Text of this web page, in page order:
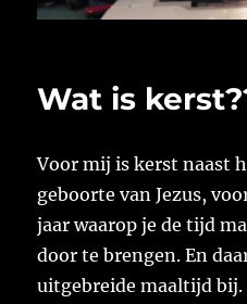
Wat is
Voor mij is kerst naast
geboorte van Jezus,
jaar waarop je de tijd
door te brengen. En
uitgebreide maaltijd